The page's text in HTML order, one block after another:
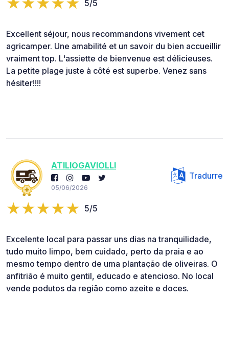
5/5
Excellent séjour, nous recommandons vivement cet
agricamper. Une amabilité et un savoir du bien accueillir
vraiment top. L'assiette de bienvenue est délicieuses.
La petite plage juste à côté est superbe. Venez sans
hésiter!!!!
ATILIOGAVIOLLI
05/06/2026
Tradurre
5/5
Excelente local para passar uns dias na tranquilidade,
tudo muito limpo, bem cuidado, perto da praia e ao
mesmo tempo dentro de uma plantação de oliveiras. O
anfitrião é muito gentil, educado e atencioso. No local
vende podutos da região como azeite e doces.